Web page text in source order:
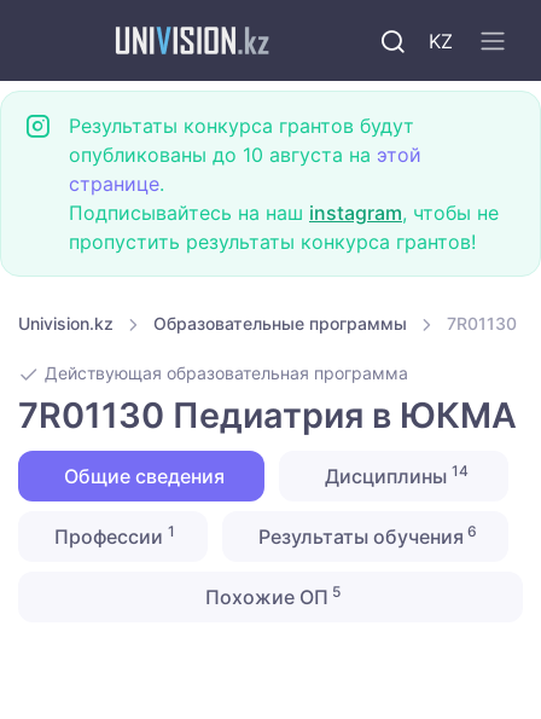
KZ
Результаты конкурса грантов будут
опубликованы до 10 августа на этой
странице.
Подписывайтесь на наш instagram, чтобы не
пропустить результаты конкурса грантов!
Univision.kz Образовательные программы 7R01130
Действующая образовательная программа
7R01130 Педиатрия в ЮКМА
Общие сведения Дисциплины 14
Профессии1 Результаты обучения 6
Похожие ОП 5